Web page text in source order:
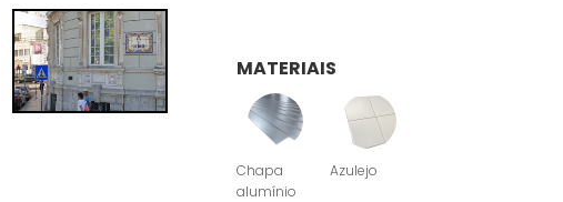
MATERIAIS
Chapa
alumínio
Azulejo